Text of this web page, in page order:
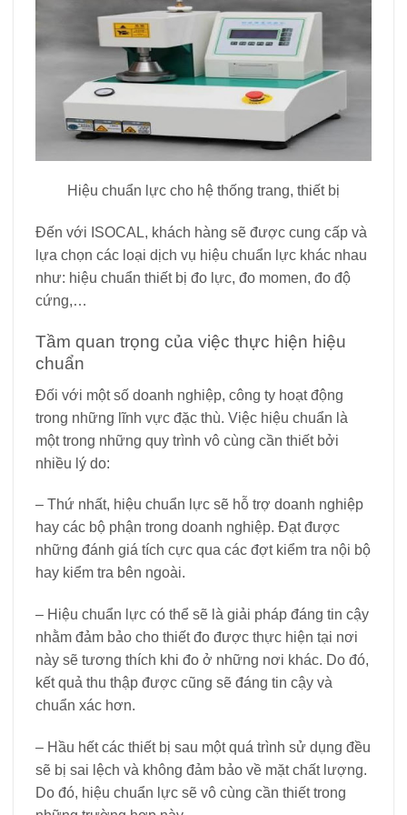
Hiệu chuẩn lực cho hệ thống trang, thiết bị
Đến với ISOCAL, khách hàng sẽ được cung cấp và
lựa chọn các loại dịch vụ hiệu chuẩn lực khác nhau
như: hiệu chuẩn thiết bị đo lực, đo momen, đo độ
cứng,…
Tầm quan trọng của việc thực hiện hiệu
chuẩn
Đối với một số doanh nghiệp, công ty hoạt động
trong những lĩnh vực đặc thù. Việc hiệu chuẩn là
một trong những quy trình vô cùng cần thiết bởi
nhiều lý do:
– Thứ nhất, hiệu chuẩn lực sẽ hỗ trợ doanh nghiệp
hay các bộ phận trong doanh nghiệp. Đạt được
những đánh giá tích cực qua các đợt kiểm tra nội bộ
hay kiểm tra bên ngoài.
– Hiệu chuẩn lực có thể sẽ là giải pháp đáng tin cậy
nhằm đảm bảo cho thiết đo được thực hiện tại nơi
này sẽ tương thích khi đo ở những nơi khác. Do đó,
kết quả thu thập được cũng sẽ đáng tin cậy và
chuẩn xác hơn.
– Hầu hết các thiết bị sau một quá trình sử dụng đều
sẽ bị sai lệch và không đảm bảo về mặt chất lượng.
Do đó, hiệu chuẩn lực sẽ vô cùng cần thiết trong